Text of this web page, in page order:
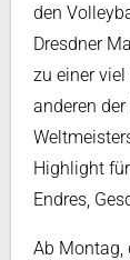
den
Dresdner
zu einer
anderen
Highlight
Endres,
Ab Montag,